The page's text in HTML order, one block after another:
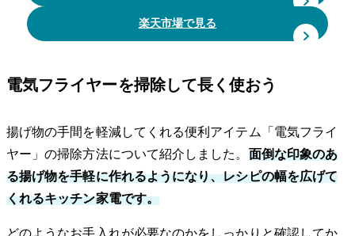
楽天市場で見る
電気フライヤーを掃除して長く使おう
揚げ物の手間を軽減してくれる便利アイテム「電気フライ
ヤー」の掃除方法について紹介しました。 面倒な印象のあ
る揚げ物を手軽に作れるようになり、レシピの幅を広げて
くれるキッチン家電です。